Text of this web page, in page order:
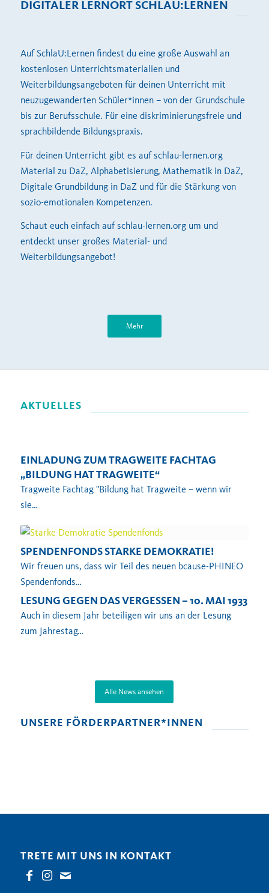
DIGITALER LERNORT SCHLAU:LERNEN
Auf SchlaU:Lernen findest du eine große Auswahl an
kostenlosen Unterrichtsmaterialien und
Weiterbildungsangeboten für deinen Unterricht mit
neuzugewanderten Schüler*innen – von der Grundschule
bis zur Berufsschule. Für eine diskriminierungsfreie und
sprachbildende Bildungspraxis.
Für deinen Unterricht gibt es auf schlau-lernen.org
Material zu DaZ, Alphabetisierung, Mathematik in DaZ,
Digitale Grundbildung in DaZ und für die Stärkung von
sozio-emotionalen Kompetenzen.
Schaut euch einfach auf schlau-lernen.org um und
entdeckt unser großes Material- und
Weiterbildungsangebot!
Mehr
AKTUELLES
EINLADUNG ZUM TRAGWEITE FACHTAG
„BILDUNG HAT TRAGWEITE“
Tragweite Fachtag "Bildung hat Tragweite – wenn wir
sie…
SPENDENFONDS STARKE DEMOKRATIE!
Wir freuen uns, dass wir Teil des neuen bcause-PHINEO
Spendenfonds…
LESUNG GEGEN DAS VERGESSEN – 10. MAI 1933
Auch in diesem Jahr beteiligen wir uns an der Lesung
zum Jahrestag…
Alle News ansehen
UNSERE FÖRDERPARTNER*INNEN
TRETE MIT UNS IN KONTAKT